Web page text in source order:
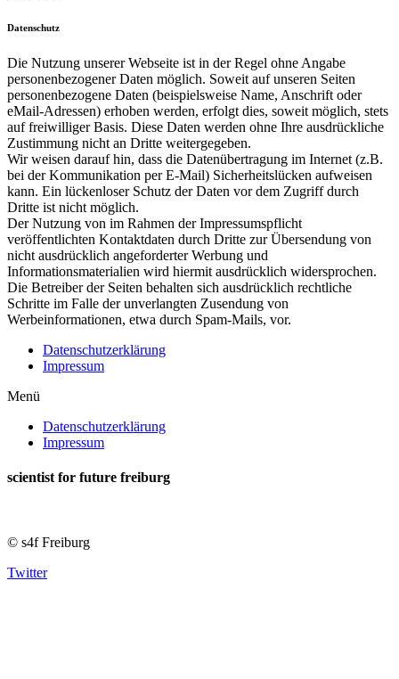
Datenschutz
Die Nutzung unserer Webseite ist in der Regel ohne Angabe
personenbezogener Daten möglich. Soweit auf unseren Seiten
personenbezogene Daten (beispielsweise Name, Anschrift oder
eMail-Adressen) erhoben werden, erfolgt dies, soweit möglich, stets
auf freiwilliger Basis. Diese Daten werden ohne Ihre ausdrückliche
Zustimmung nicht an Dritte weitergegeben.
Wir weisen darauf hin, dass die Datenübertragung im Internet (z.B.
bei der Kommunikation per E-Mail) Sicherheitslücken aufweisen
kann. Ein lückenloser Schutz der Daten vor dem Zugriff durch
Dritte ist nicht möglich.
Der Nutzung von im Rahmen der Impressumspflicht
veröffentlichten Kontaktdaten durch Dritte zur Übersendung von
nicht ausdrücklich angeforderter Werbung und
Informationsmaterialien wird hiermit ausdrücklich widersprochen.
Die Betreiber der Seiten behalten sich ausdrücklich rechtliche
Schritte im Falle der unverlangten Zusendung von
Werbeinformationen, etwa durch Spam-Mails, vor.
Datenschutzerklärung
Impressum
Menü
Datenschutzerklärung
Impressum
scientist for future freiburg
© s4f Freiburg
Twitter